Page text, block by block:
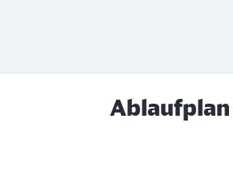
Ablaufplan